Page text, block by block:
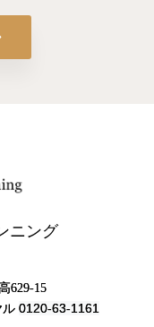
ニング
629-15
0120-63-1161